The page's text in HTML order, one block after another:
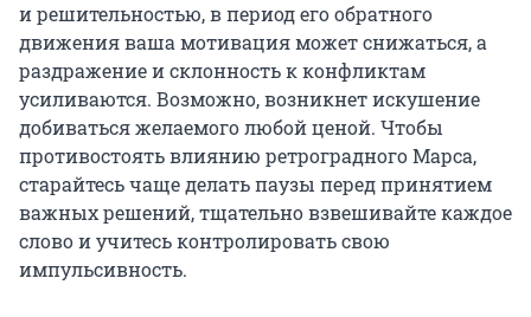
и решительностью, в период его обратного
движения ваша мотивация может снижаться, а
раздражение и склонность к конфликтам
усиливаются. Возможно, возникнет искушение
добиваться желаемого любой ценой. Чтобы
противостоять влиянию ретроградного Марса,
старайтесь чаще делать паузы перед принятием
важных решений, тщательно взвешивайте каждое
слово и учитесь контролировать свою
импульсивность.